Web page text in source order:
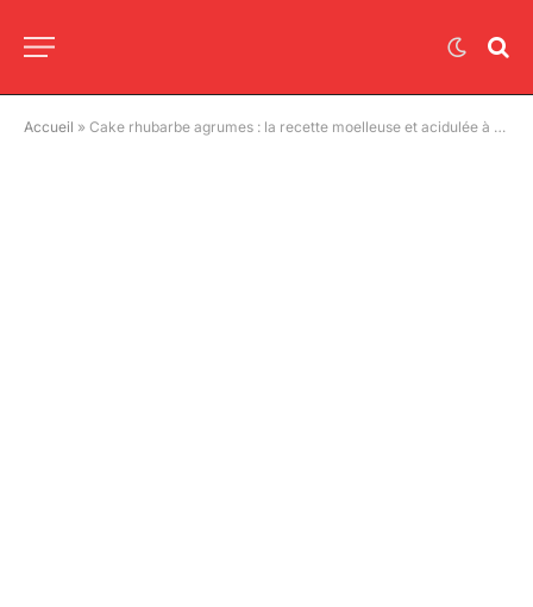
Accueil » Cake rhubarbe agrumes : la recette moelleuse et acidulée à tester absolument